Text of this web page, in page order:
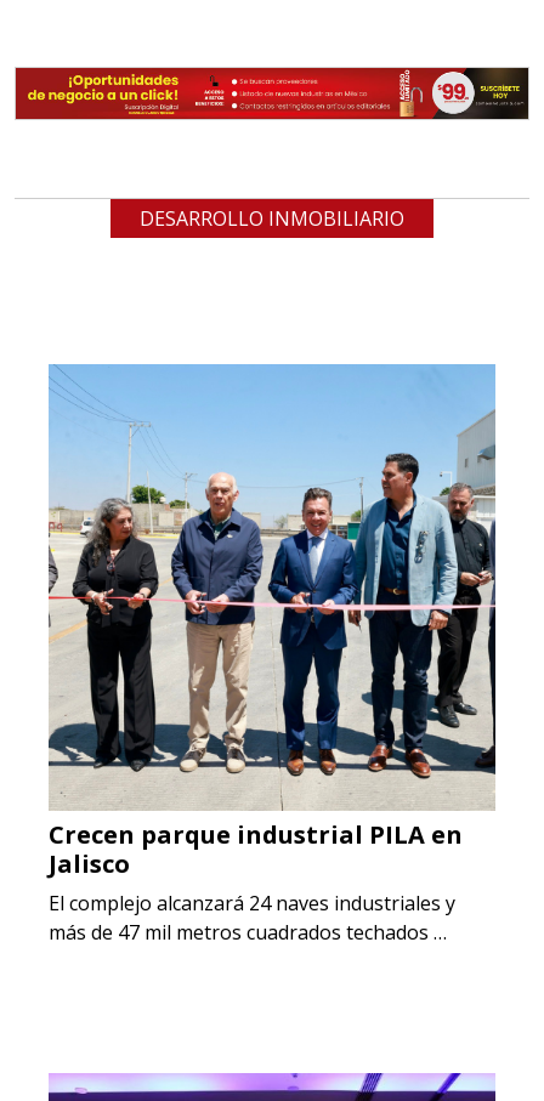
DESARROLLO INMOBILIARIO
Crecen parque industrial PILA en
Jalisco
El complejo alcanzará 24 naves industriales y
más de 47 mil metros cuadrados techados …